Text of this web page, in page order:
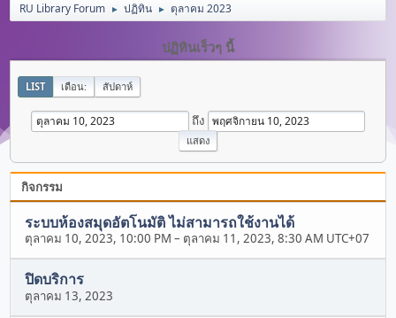
RU Library Forum ► ปฏิทิน ► ตุลาคม 2023
ปฏิทินเร็วๆ นี้
LIST เดือน: สัปดาห์
ถึง
กิจกรรม
ระบบห้องสมุดอัตโนมัติ ไม่สามารถใช้งานได้
ตุลาคม 10, 2023, 10:00 PM – ตุลาคม 11, 2023, 8:30 AM UTC+07
ปิดบริการ
ตุลาคม 13, 2023